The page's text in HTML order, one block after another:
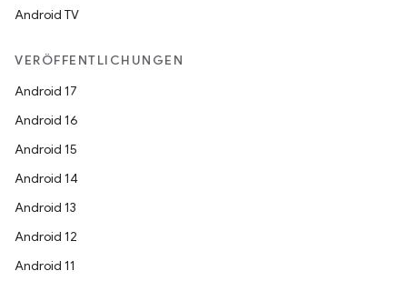
Android TV
VERÖFFENTLICHUNGEN
Android 17
Android 16
Android 15
Android 14
Android 13
Android 12
Android 11